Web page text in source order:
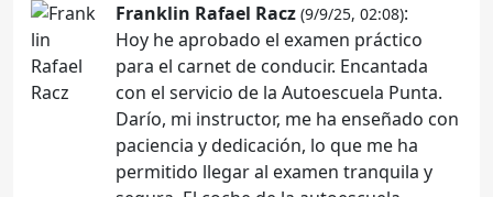
Franklin Rafael Racz (9/9/25, 02:08):
Hoy he aprobado el examen práctico
para el carnet de conducir. Encantada
con el servicio de la Autoescuela Punta.
Darío, mi instructor, me ha enseñado con
paciencia y dedicación, lo que me ha
permitido llegar al examen tranquila y